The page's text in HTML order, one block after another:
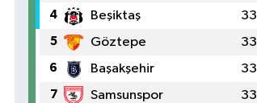
4 Beşiktaş 33
5 Göztepe 33
6 Başakşehir 33
7 Samsunspor 33